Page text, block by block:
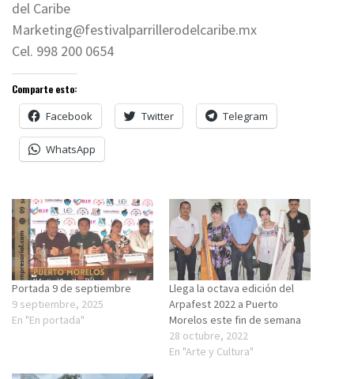
del Caribe
Marketing@festivalparrillerodelcaribe.mx
Cel. 998 200 0654
Comparte esto:
Facebook Twitter Telegram
WhatsApp
Portada 9 de septiembre
9 septiembre, 2025
En "En portada"
Llega la octava edición del
Arpafest 2022 a Puerto
Morelos este fin de semana
28 octubre, 2022
En "Arte y Cultura"